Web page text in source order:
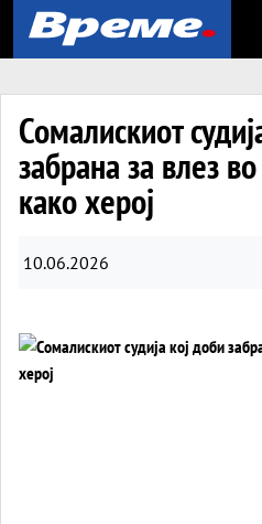
Сомалискиот
забрана за влез
како херој
10.06.2026